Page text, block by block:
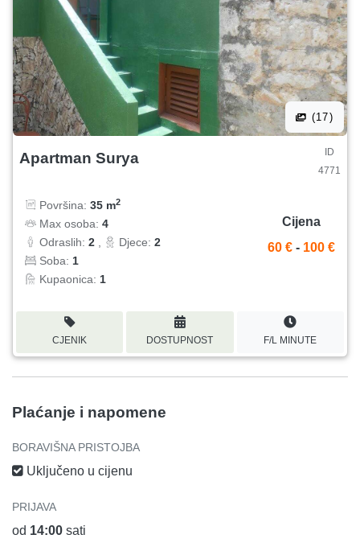
(17)
Apartman Surya
ID
4771
Površina: 35 m2
Max osoba: 4
Odraslih: 2 Djece: 2
Soba: 1
Kupaonica: 1
Cijena
60 € - 100 €
CJENIK DOSTUPNOST F/L MINUTE
Plaćanje i napomene
BORAVIŠNA PRISTOJBA
Uključeno u cijenu
PRIJAVA
od 14:00 sati